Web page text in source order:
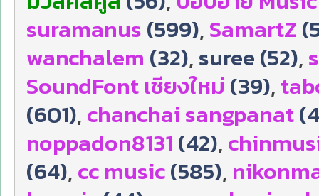
suramanus(599),SamartZ
wanchalem (32),suree (52),
SoundFont เชียงใหม่(39),
(601),chanchai sangpanat
noppadon8131(42),
(64),cc music(585),